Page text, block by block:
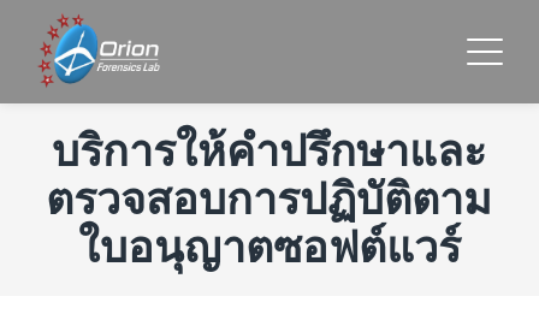
บริการให้คำปรึกษาและ
ตรวจสอบการปฏิบัติตาม
ใบอนุญาตซอฟต์แวร์